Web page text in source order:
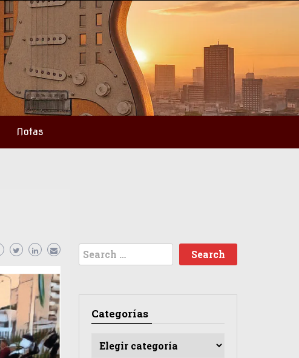
Notas
Search
for:
Categorías
Categorías